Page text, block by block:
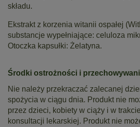
składu.
Ekstrakt z korzenia witanii ospałej
substancje wypełniające: celuloza
Otoczka kapsułki: Żelatyna.
Środki ostrożności i
Nie należy przekraczać zalecanej
spożycia w ciągu dnia. Produkt nie
przez dzieci, kobiety w ciąży i w
konsultacji lekarskiej. Produkt nie